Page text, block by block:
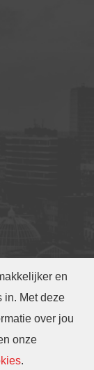
en
in. Met deze
over jou
onze
.